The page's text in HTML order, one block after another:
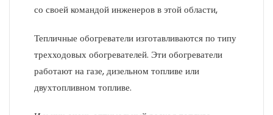
со своей командой инженеров в этой области,
Тепличные обогреватели изготавливаются по типу
трехходовых обогревателей. Эти обогреватели
работают на газе, дизельном топливе или
двухтопливном топливе.